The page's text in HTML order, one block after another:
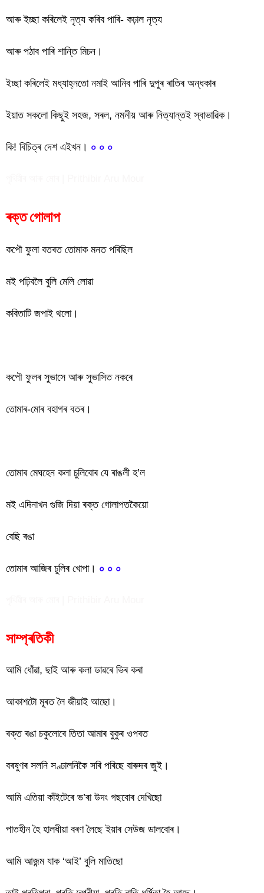
আৰু ইচ্ছা কৰিলেই নৃত্য কৰিব পাৰি- কঢ়াল নৃত্য
আৰু পঠাব পাৰি শান্তি মিচন।
ইচ্ছা কৰিলেই মধ্যাহ্নতো নমাই আনিব পাৰি দুপুৰ ৰাতিৰ অন্ধকাৰ
ইয়াত সকলো কিছুই সহজ, সৰল, নমনীয় আৰু নিত্যান্তই স্বাভাৱিক।
কি! বিচিত্ৰ দেশ এইখন। ০ ০ ০
ৰক্ত গোলাপ
কপৌ ফুলা বতৰত তোমাক মনত পৰিছিল
মই পঢ়িবলৈ বুলি মেলি লোৱা
কবিতাটি জপাই থলো।
কপৌ ফুলৰ সুভাসে আৰু সুভাসিত নকৰে
তোমাৰ-মোৰ বহাগৰ বতৰ।
তোমাৰ মেঘহেন কলা চুলিবোৰ যে ৰাঙলী হ’ল
মই এদিনাখন গুজি দিয়া ৰক্ত গোলাপতকৈয়ো
বেছি ৰঙা
তোমাৰ আজিৰ চুলিৰ খোপা। ০ ০ ০
সাম্প্ৰতিকী
আমি ধোঁৱা, ছাই আৰু কলা ডাৱৰে ভিৰ কৰা
আকাশটো মূৰত লৈ জীয়াই আছো।
ৰক্ত ৰঙা চকুলোৰে তিতা আমাৰ বুকুৰ ওপৰত
বৰষুণৰ সলনি সণ্ঢালনিকৈ সৰি পৰিছে বাৰুদৰ জুই।
আমি এতিয়া কাঁইটেৰে ভ’ৰা উদং গছবোৰ দেখিছো
পাতহীন হৈ হালধীয়া বৰণ লৈছে ইয়াৰ সেউজ ডালবোৰ।
আমি আজন্ম যাক ‘আই’ বুলি মাতিছো